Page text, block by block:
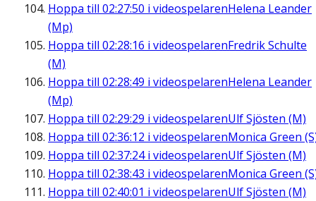
Hoppa till 02:27:50 i videospelarenHelena Leander
(Mp)
Hoppa till 02:28:16 i videospelarenFredrik Schulte
(M)
Hoppa till 02:28:49 i videospelarenHelena Leander
(Mp)
Hoppa till 02:29:29 i videospelarenUlf Sjösten (M)
Hoppa till 02:36:12 i videospelarenMonica Green
Hoppa till 02:37:24i videospelarenUlf Sjösten (M)
Hoppa till 02:38:43 i videospelarenMonica Green
Hoppa till 02:40:01 i videospelarenUlf Sjösten (M)